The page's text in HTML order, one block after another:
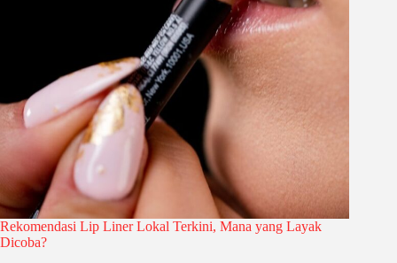
Rekomendasi Lip Liner Lokal Terkini, Mana yang Layak
Dicoba?